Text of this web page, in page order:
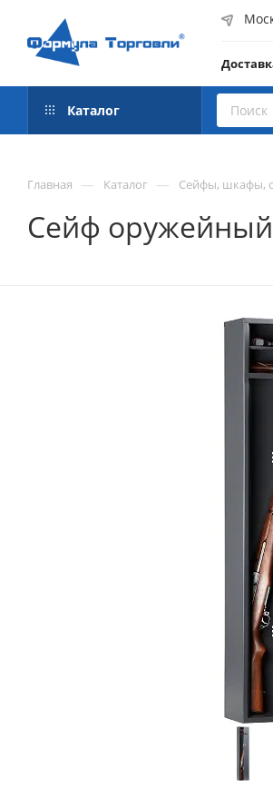
Каталог
Главная — Каталог — Сейфы, шкафы,
Сейф